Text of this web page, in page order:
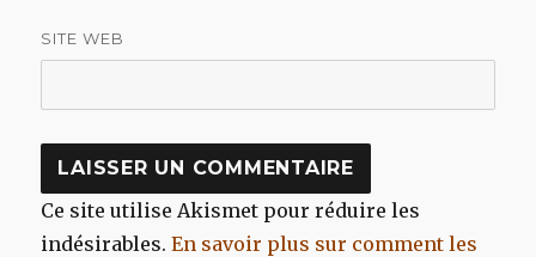
SITE WEB
Ce site utilise Akismet pour réduire les
indésirables.En savoir plus sur comment les